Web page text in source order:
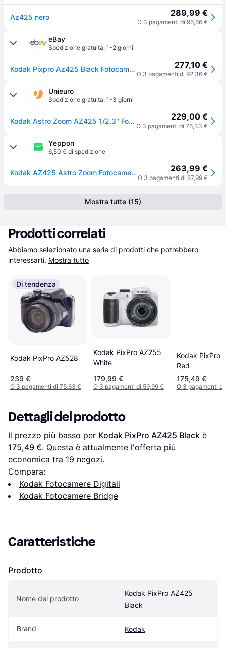
Az425 nero 289,99 €
O 3 pagamenti di 96,66 €
eBay
Spedizione gratuita, 1-2 giorni
Kodak Pixpro Az425 Black Fotocamera Digitale 20mp Zoom 42x Video Full Hd 277,10 €
O 3 pagamenti di 92,36 €
Unieuro
Spedizione gratuita, 1-3 giorni
Kodak Astro Zoom AZ425 1/2.3'' Fotocamera Bridge 20,68 MP BSI CMOS 5184 x 3888 Pixel Nero 229,00 €
O 3 pagamenti di 76,33 €
Yeppon
6,50 € di spedizione
Kodak AZ425 Astro Zoom Fotocamera Bridge 20 MP Zoom Ottico 42x Grandangolare 24mm Full HD Stabilizzatore OIS colore Nero 263,99 €
O 3 pagamenti di 87,99 €
Mostra tutte (15)
Prodotti correlati
Abbiamo selezionato una serie di prodotti che potrebbero
interessarti. Mostra tutto
Di tendenza
Kodak PixPro AZ528
239 €
O 3 pagamenti di 75,63 €
Kodak PixPro AZ255
White
179,99 €
O 3 pagamenti di 59,99 €
Kodak PixPro
Red
175,49 €
O 3 pagamenti
Dettagli del prodotto
Il prezzo più basso per Kodak PixPro AZ425 Black
175,49 €. Questa è attualmente l'offerta più
economica tra 19 negozi.
Compara:
Kodak Fotocamere Digitali
Kodak Fotocamere Bridge
Caratteristiche
Prodotto
Nome del prodotto
Kodak PixPro AZ425
Black
Brand Kodak